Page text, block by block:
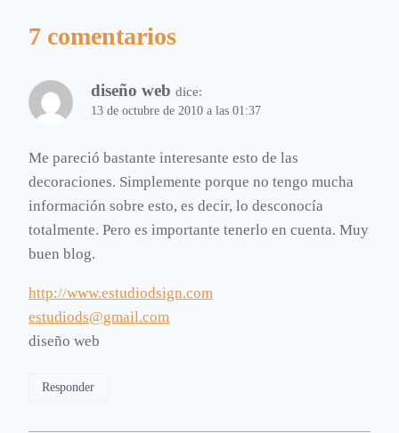
7 comentarios
diseño web dice:
13 de octubre de 2010 a las 01:37
Me pareció bastante interesante esto de las
decoraciones. Simplemente porque no tengo mucha
información sobre esto, es decir, lo desconocía
totalmente. Pero es importante tenerlo en cuenta. Muy
buen blog.
http://www.estudiodsign.com
estudiods@gmail.com
diseño web
Responder